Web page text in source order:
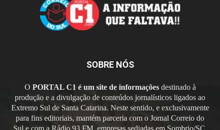
SOBRE NÓS
O PORTAL C1 é um site de informaçõesdestinado à
produção e a divulgação de conteúdos jornalísticos ligados ao
Extremo Sul de Santa Catarina. Neste sentido, e exclusivamente
para fins editoriais, mantém parceria com o Jornal Correio do
Sul e com a Rádio 93 FM, empresas sediadas em Sombrio/SC.